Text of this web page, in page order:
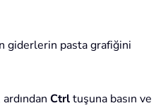
giderlerin pasta grafiğini
Ctrltuşuna basın ve